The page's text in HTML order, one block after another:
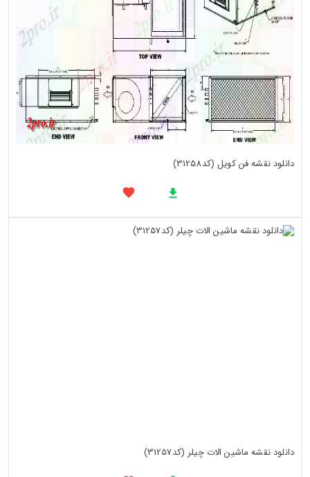
دانلود نقشه فن کویل (کد31258)
دانلود نقشه ماشین الات چیلر (کد31257)